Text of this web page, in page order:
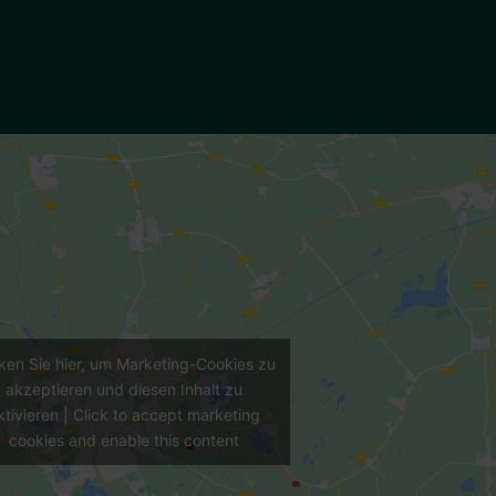
Sie hier, um Marketing-Cookies zu
akzeptieren und diesen Inhalt zu
| Click to accept marketing
cookies and enable this content